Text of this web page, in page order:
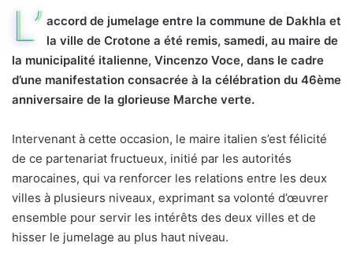
L’ accord de jumelage entre la commune de Dakhla et
la ville de Crotone a été remis, samedi, au maire de
la municipalité italienne, Vincenzo Voce, dans le cadre
d’une manifestation consacrée à la célébration du 46ème
anniversaire de la glorieuse Marche verte.
Intervenant à cette occasion, le maire italien s’est félicité
de ce partenariat fructueux, initié par les autorités
marocaines, qui va renforcer les relations entre les deux
villes à plusieurs niveaux, exprimant sa volonté d’œuvrer
ensemble pour servir les intérêts des deux villes et de
hisser le jumelage au plus haut niveau.